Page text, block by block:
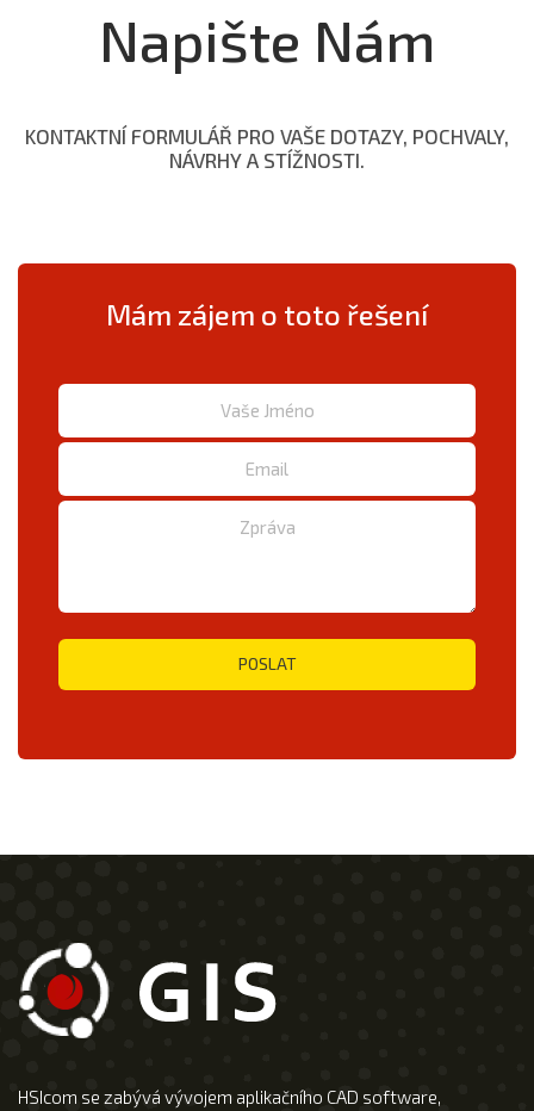
Mám zájem o toto řešení
Napište Nám
KONTAKTNÍ FORMULÁŘ PRO VAŠE DOTAZY, POCHVALY,
NÁVRHY A STÍŽNOSTI.
HSIcom se zabývá vývojem aplikačního CAD software,